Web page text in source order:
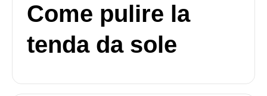
Come pulire la
tenda da sole